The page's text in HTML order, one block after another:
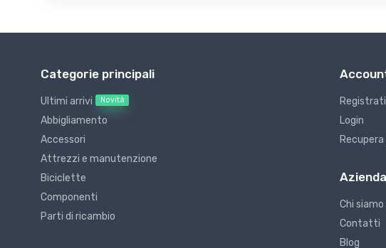
Categorie principali
Ultimi arrivi Novità
Abbigliamento
Accessori
Attrezzi e manutenzione
Biciclette
Componenti
Parti di ricambio
Registrati
Login
Azienda
Chi siamo
Contatti
Blog